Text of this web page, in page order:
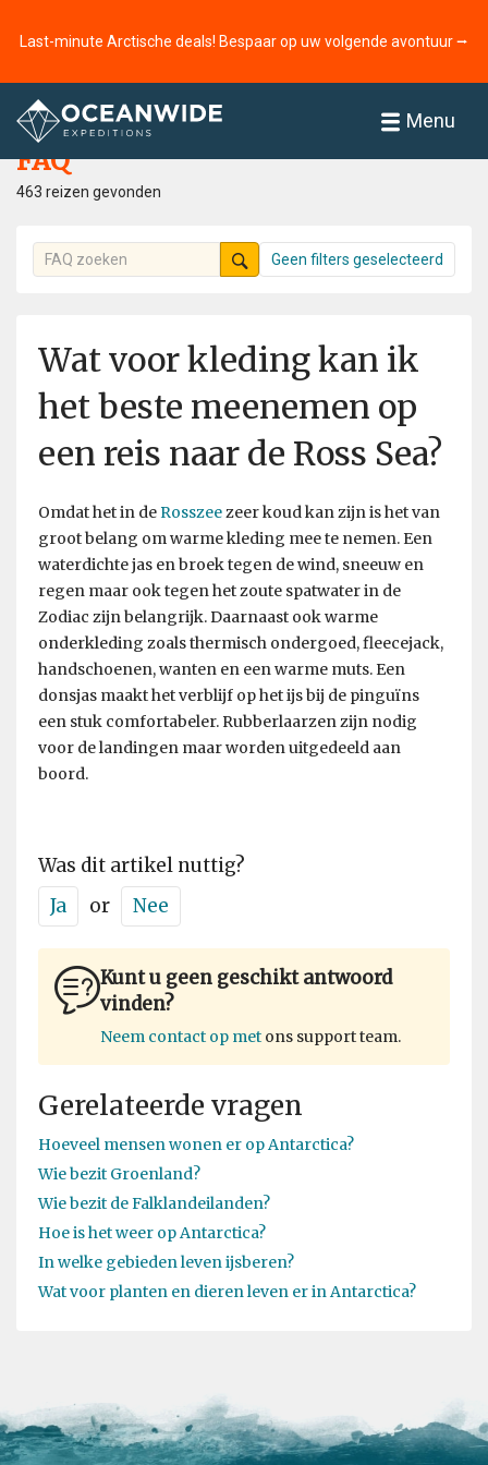
Last-minute Arctische deals! Bespaar op uw volgende avontuur ⭢
Menu
Home
FAQ
463 reizen gevonden
Geen filters geselecteerd
Wat voor kleding kan ik
het beste meenemen op
een reis naar de Ross Sea?
Omdat het in deRosszeezeer koud kan zijn is het van
groot belang om warme kleding mee te nemen. Een
waterdichte jas en broek tegen de wind, sneeuw en
regen maar ook tegen het zoute spatwater in de
Zodiac zijn belangrijk. Daarnaast ook warme
onderkleding zoals thermisch ondergoed, fleecejack,
handschoenen, wanten en een warme muts. Een
donsjas maakt het verblijf op het ijs bij de pinguïns
een stuk comfortabeler. Rubberlaarzen zijn nodig
voor de landingen maar worden uitgedeeld aan
boord.
Was dit artikel nuttig?
Ja
or Nee
Kunt u geen geschikt antwoord
vinden?
Neem contact op met ons support team.
Gerelateerde vragen
Hoeveel mensen wonen er op Antarctica?
Wie bezit Groenland?
Wie bezit de Falklandeilanden?
Hoe is het weer op Antarctica?
In welke gebieden leven ijsberen?
Wat voor planten en dieren leven er in Antarctica?